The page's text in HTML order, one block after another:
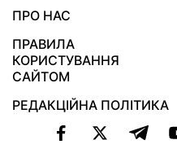
ПРО НАС
ПРАВИЛА
КОРИСТУВАННЯ
САЙТОМ
РЕДАКЦІЙНА ПОЛІТИКА